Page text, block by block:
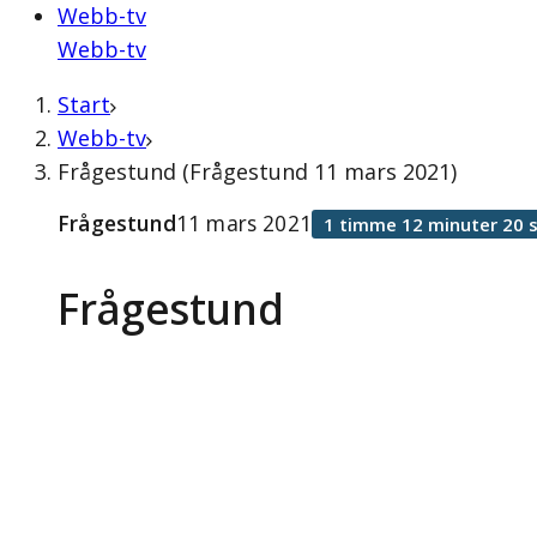
Webb-tv
Webb-tv
Start
Webb-tv
Frågestund (Frågestund 11 mars 2021)
Frågestund
Frågestund11 mars 2021 1 timme 12 minuter 20